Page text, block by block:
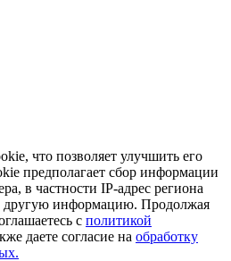
что позволяет улучшить его
предполагает сбор информации
в частности IP-адрес региона
другую информацию. Продолжая
с политикой
даете согласие на обработку